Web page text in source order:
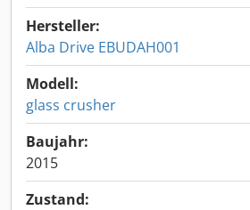
Hersteller:
Alba Drive EBUDAH001
Modell:
glass crusher
Baujahr:
2015
Zustand: